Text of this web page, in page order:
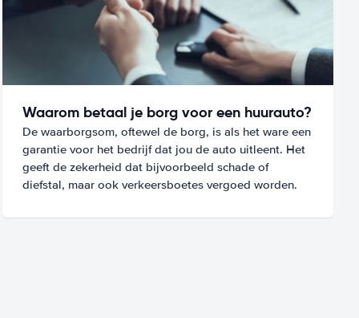
Waarom betaal je borg voor een huurauto?
De waarborgsom, oftewel de borg, is als het ware een
garantie voor het bedrijf dat jou de auto uitleent. Het
geeft de zekerheid dat bijvoorbeeld schade of
diefstal, maar ook verkeersboetes vergoed worden.